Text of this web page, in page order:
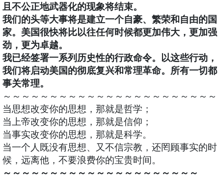
且不公正地武器化的现象将结束。
我们的头等大事将是建立一个自豪、繁荣和自由的国
家。美国很快将比以往任何时候都更加伟大，更加强
劲，更为卓越。
我已经签署一系列历史性的行政命令。以这些行动，
我们将启动美国的彻底复兴和常理革命。所有一切都
事关常理。
～～～～～～～～～～～～～～～～～～～～～～～
当思想改变你的思想，那就是哲学；
当上帝改变你的思想，那就是信仰；
当事实改变你的思想，那就是科学。
当一个人既没有思想、又不信宗教，还罔顾事实的时
候，远离他，不要浪费你的宝贵时间。
～～～～～～～～～～～～～～～～～～～～～